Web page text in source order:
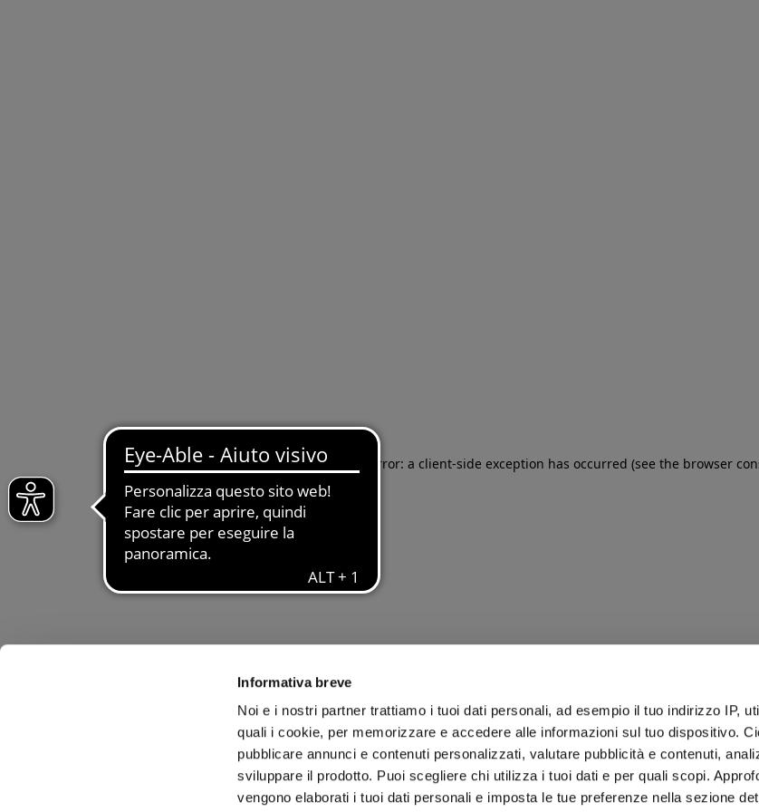
Informativa breve
Noi e i nostri partner trattiamo i tuoi dati personali, ad esempio il tuo indirizzo IP,
quali i cookie, per memorizzare e accedere alle informazioni sul tuo dispositivo.
pubblicare annunci e contenuti personalizzati, valutare pubblicità e contenuti,
sviluppare il prodotto. Puoi scegliere chi utilizza i tuoi dati e per quali scopi.
vengono elaborati i tuoi dati personali e imposta le tue preferenze nella sezione
Application error: a client-side exception has occurred (see the browser